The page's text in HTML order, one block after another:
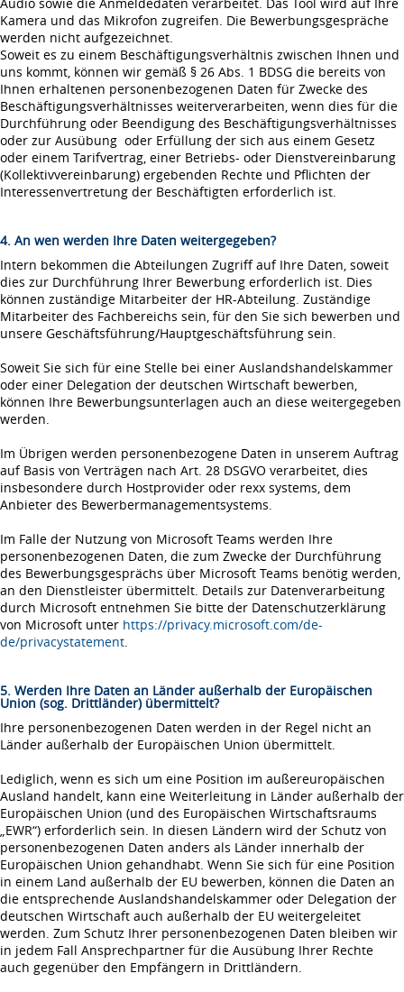
Kamera und das Mikrofon zugreifen. Die Bewerbungsgespräche
werden nicht aufgezeichnet.
Soweit es zu einem Beschäftigungsverhältnis zwischen Ihnen und
uns kommt, können wir gemäß § 26 Abs. 1 BDSG die bereits von
Ihnen erhaltenen personenbezogenen Daten für Zwecke des
Beschäftigungsverhältnisses weiterverarbeiten, wenn dies für die
Durchführung oder Beendigung des Beschäftigungsverhältnisses
oder zur Ausübung oder Erfüllung der sich aus einem Gesetz
oder einem Tarifvertrag, einer Betriebs- oder Dienstvereinbarung
(Kollektivvereinbarung) ergebenden Rechte und Pflichten der
Interessenvertretung der Beschäftigten erforderlich ist.
4. An wen werden Ihre Daten weitergegeben?
Intern bekommen die Abteilungen Zugriff auf Ihre Daten, soweit
dies zur Durchführung Ihrer Bewerbung erforderlich ist. Dies
können zuständige Mitarbeiter der HR-Abteilung. Zuständige
Mitarbeiter des Fachbereichs sein, für den Sie sich bewerben und
unsere Geschäftsführung/Hauptgeschäftsführung sein.
Soweit Sie sich für eine Stelle bei einer Auslandshandelskammer
oder einer Delegation der deutschen Wirtschaft bewerben,
können Ihre Bewerbungsunterlagen auch an diese weitergegeben
werden.
Im Übrigen werden personenbezogene Daten in unserem Auftrag
auf Basis von Verträgen nach Art. 28 DSGVO verarbeitet, dies
insbesondere durch Hostprovider oder rexx systems, dem
Anbieter des Bewerbermanagementsystems.
Im Falle der Nutzung von Microsoft Teams werden Ihre
personenbezogenen Daten, die zum Zwecke der Durchführung
des Bewerbungsgesprächs über Microsoft Teams benötig werden,
an den Dienstleister übermittelt. Details zur Datenverarbeitung
durch Microsoft entnehmen Sie bitte der Datenschutzerklärung
von Microsoft unter https://privacy.microsoft.com/de-
de/privacystatement.
5. Werden Ihre Daten an Länder außerhalb der Europäischen
Union (sog. Drittländer) übermittelt?
Ihre personenbezogenen Daten werden in der Regel nicht an
Länder außerhalb der Europäischen Union übermittelt.
Lediglich, wenn es sich um eine Position im außereuropäischen
Ausland handelt, kann eine Weiterleitung in Länder außerhalb der
Europäischen Union (und des Europäischen Wirtschaftsraums
„EWR“) erforderlich sein. In diesen Ländern wird der Schutz von
personenbezogenen Daten anders als Länder innerhalb der
Europäischen Union gehandhabt. Wenn Sie sich für eine Position
in einem Land außerhalb der EU bewerben, können die Daten an
die entsprechende Auslandshandelskammer oder Delegation der
deutschen Wirtschaft auch außerhalb der EU weitergeleitet
werden. Zum Schutz Ihrer personenbezogenen Daten bleiben wir
in jedem Fall Ansprechpartner für die Ausübung Ihrer Rechte
auch gegenüber den Empfängern in Drittländern.